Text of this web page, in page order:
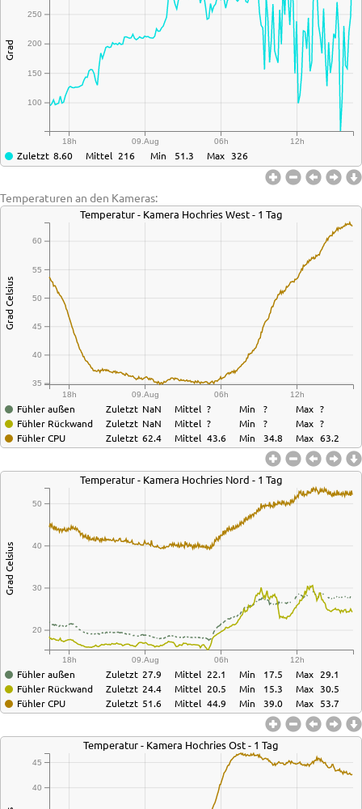
18h 09.Aug 06h 12h
100
150
200
250
Grad
Zuletzt 8.60 Mittel 216 Min 51.3 Max 326
Temperaturen an den Kameras:
Temperatur - Kamera Hochries West - 1 Tag
18h 09.Aug 06h 12h
35
40
45
50
55
60
Grad Celsius
Fühler außen
Fühler Rückwand
Fühler CPU
Zuletzt
Zuletzt
Zuletzt
NaN
NaN
62.4
Mittel
Mittel
Mittel
?
?
43.6
Min
Min
Min
?
?
34.8
Max
Max
Max
?
?
63.2
Temperatur - Kamera Hochries Nord - 1 Tag
18h 09.Aug 06h 12h
20
30
40
50
Grad Celsius
Fühler außen
Fühler Rückwand
Fühler CPU
Zuletzt
Zuletzt
Zuletzt
27.9
24.4
51.6
Mittel
Mittel
Mittel
22.1
20.5
44.9
Min
Min
Min
17.5
15.3
39.0
Max
Max
Max
29.1
30.5
53.7
Temperatur - Kamera Hochries Ost - 1 Tag
40
45